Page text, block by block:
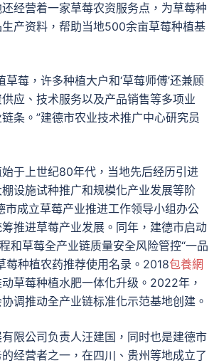
经营着一家草莓农资服务点，为草莓种
产资料，帮助当地500余亩草莓种植基
草莓，许多种植大户和‘草莓师傅’还兼顾
应、技术服务以及产品销售等多项业
条。”建德市农业技术推广中心研究员
于上世纪80年代，当地先后经历引进
设施试种推广和规模化产业发展等阶
市成立草莓产业推进工作领导小组办公
推进草莓产业发展。同年，建德市启动
和草莓全产业链质量安全风险管控“一品
莓种植农药推荐使用名录。2018包養網
草莓种植水肥一体化升级。2022年，
调推动全产业链标准化示范基地创建。
限公司负责人汪建国，同时也是建德市
经营者之一，在四川、贵州等地成立了